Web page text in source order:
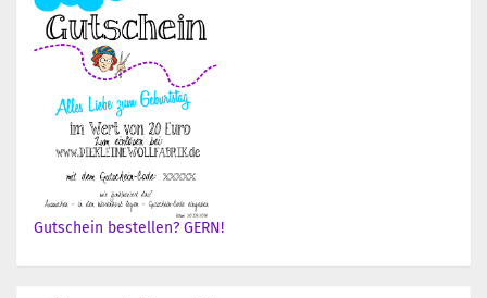
Gutschein bestellen? GERN!